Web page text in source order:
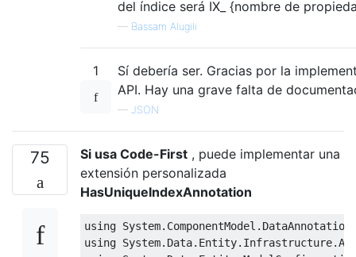
del índice será IX_ {nombre de
— Bassam Alugili
1
Sí debería ser. Gracias por la
API. Hay una grave falta de
— JSON
75 Si usa Code-First , puede implementar una
extensión personalizada
HasUniqueIndexAnnotation
using System. ComponentModel .
using System. Data. Entity. Infrastructure.